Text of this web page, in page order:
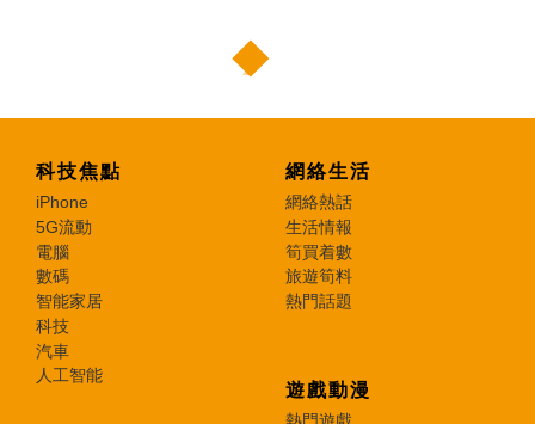
科技焦點
iPhone
5G流動
電腦
數碼
智能家居
科技
汽車
人工智能
網絡生活
網絡熱話
生活情報
筍買着數
旅遊筍料
熱門話題
遊戲動漫